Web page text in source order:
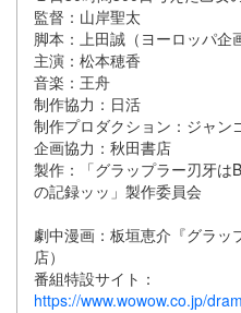
監督：⼭岸聖太
脚本：上⽥誠（ヨーロッパ企
主演：松本穂香
⾳楽：王⾈
制作協⼒：日活
制作プロダクション：ジャン
企画協⼒：秋⽥書店
製作：「グラップラー刃牙は
の記録ッッ」製作委員会
劇中漫画：板垣恵介『グラ
店）
番組特設サイト：
https://www.wowow.co.jp/